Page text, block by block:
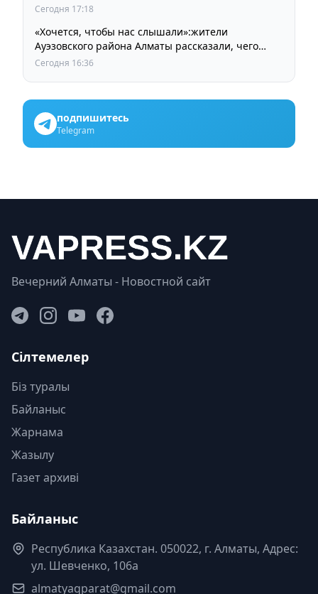
Сегодня 17:18
«Хочется, чтобы нас слышали»:жители
Ауэзовского района Алматы рассказали, чего
ждут от выборов депутатов Курултая
Сегодня 16:36
подпишитесь
Telegram
Вечерний Алматы - Новостной сайт
Сілтемелер
Біз туралы
Байланыс
Жарнама
Жазылу
Газет архиві
Байланыс
Республика Казахстан. 050022, г. Алматы, Адрес:
ул. Шевченко, 106а
almatyaqparat@gmail.com